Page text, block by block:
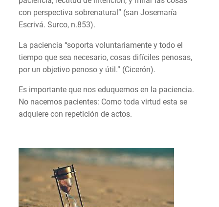
con perspectiva sobrenatural” (san Josemaría
Escrivá. Surco, n.853).
La paciencia “soporta voluntariamente y todo el
tiempo que sea necesario, cosas difíciles penosas,
por un objetivo penoso y útil.” (Cicerón).
Es importante que nos eduquemos en la paciencia.
No nacemos pacientes: Como toda virtud esta se
adquiere con repetición de actos.